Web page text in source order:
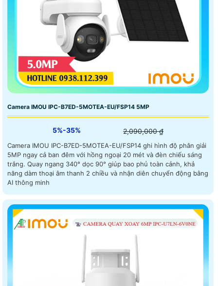
Camera IMOU IPC-B7ED-5MOTEA-EU/FSP14 5MP
5%-35% 2,090,000 ₫
Camera IMOU IPC-B7ED-5MOTEA-EU/FSP14 ghi hình độ phân giải
5MP ngay cả ban đêm với hồng ngoại 20 mét và đèn chiếu sáng
trắng. Quay ngang 340° dọc 90° giúp bao phủ toàn cảnh, khả
năng dàm thoại âm thanh 2 chiều và nhận diên chuyển động bằng
AI thông minh